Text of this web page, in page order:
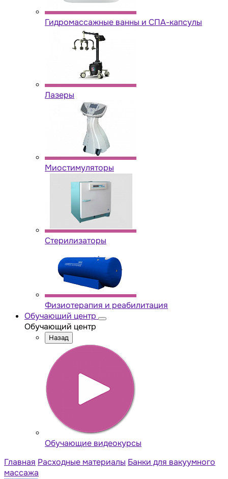
Гидромассажные ванны и СПА-капсулы
Лазеры
Миостимуляторы
Стерилизаторы
Физиотерапия и реабилитация
Обучающий центр
Обучающий центр
Назад
Обучающие видеокурсы
Главная Расходные материалы Банки для вакуумного
массажа